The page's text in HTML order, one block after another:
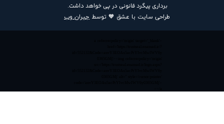
برداری پیگرد قانونی در پی خواهد داشت​​​​​​​.
طراحی سایت با عشق 🧡 توسط جیران وب